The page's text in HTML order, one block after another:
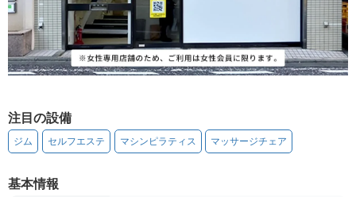
注目の設備
ジム セルフエステ マシンピラティス マッサージチェア
基本情報